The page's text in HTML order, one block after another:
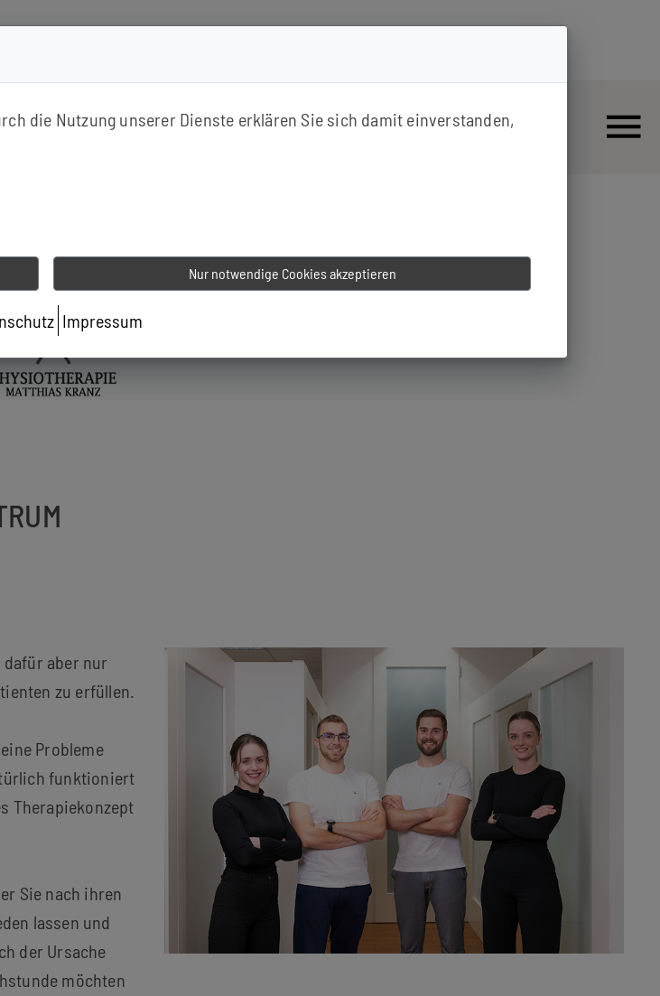
aber nur
zu erfüllen.
Probleme
funktioniert
Therapiekonzept
Sie nach ihren
lassen und
der Ursache
möchten
die Nutzung unserer Dienste erklären Sie sich damit einverstanden,
Nur notwendige Cookies akzeptieren
Impressum